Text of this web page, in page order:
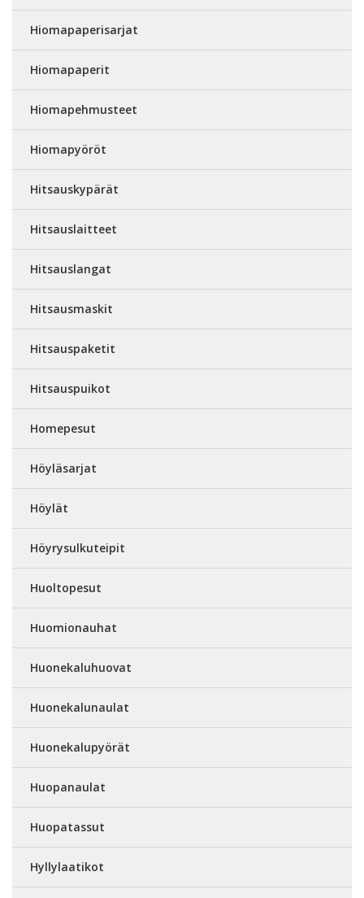
Hiomapaperisarjat
Hiomapaperit
Hiomapehmusteet
Hiomapyöröt
Hitsauskypärät
Hitsauslaitteet
Hitsauslangat
Hitsausmaskit
Hitsauspaketit
Hitsauspuikot
Homepesut
Höyläsarjat
Höylät
Höyrysulkuteipit
Huoltopesut
Huomionauhat
Huonekaluhuovat
Huonekalunaulat
Huonekalupyörät
Huopanaulat
Huopatassut
Hyllylaatikot